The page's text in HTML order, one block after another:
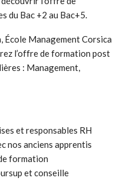
du Bac +2 au Bac+5.
École Management Corsica
l’offre de formation post
: Management,
et responsables RH
nos anciens apprentis
formation
et conseille